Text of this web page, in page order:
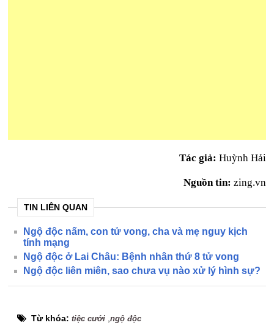
Tác giả: Huỳnh Hải
Nguồn tin: zing.vn
TIN LIÊN QUAN
Ngộ độc nấm, con tử vong, cha và mẹ nguy kịch
tính mạng
Ngộ độc ở Lai Châu: Bệnh nhân thứ 8 tử vong
Ngộ độc liên miên, sao chưa vụ nào xử lý hình sự?
Từ khóa:tiệc cưới ,ngộ độc